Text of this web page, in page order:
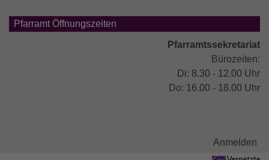
Pfarramt Öffnungszeiten
Pfarramtssekretariat
Bürozeiten:
Di: 8.30 - 12.00 Uhr
Do: 16.00 - 18.00 Uhr
Anmelden